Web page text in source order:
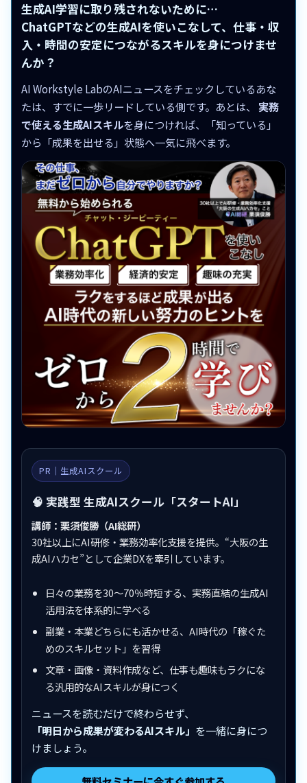
生成AI学習に取り残されないために…
ChatGPTなどの生成AIを使いこなして、仕事・収
入・時間の安定につながるスキルを身につけませ
んか？
AI Workstyle LabのAIニュースをチェックしているあな
たは、すでに一歩リードしている側です。あとは、 実務
で使える生成AIスキルを身につければ、「知っている」
から「成果を出せる」状態へ一気に飛べます。
PR｜生成AIスクール
🧠 実践型 生成AIスクール「スタートAI」
講師：栗須俊勝（AI総研）
30社以上にAI研修・業務効率化支援を提供。“大阪の生
成AIハカセ”として企業DXを牽引しています。
日々の業務を30〜70％時短する、実務直結の生成AI
活用法を体系的に学べる
副業・本業どちらにも活かせる、AI時代の「稼ぐた
めのスキルセット」を習得
文章・画像・資料作成など、仕事も趣味もラクにな
る汎用的なAIスキルが身につく
ニュースを読むだけで終わらせず、
「明日から成果が変わるAIスキル」 を一緒に身につ
けましょう。